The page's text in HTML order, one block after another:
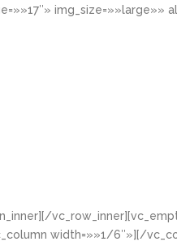
width=»»1/6″»][/